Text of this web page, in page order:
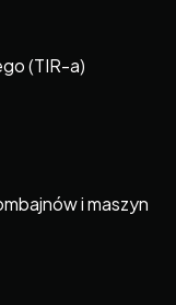
(TIR-a)
i maszyn